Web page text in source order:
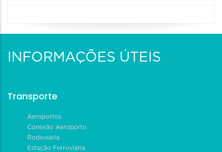
INFORMAÇÕES ÚTEIS
Transporte
Aeroportos
Conexão Aeroporto
Rodoviária
Estação Ferroviária